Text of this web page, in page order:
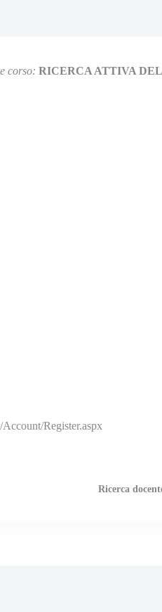
corso: RICERCA ATTIVA
Register.aspx
Ricerca